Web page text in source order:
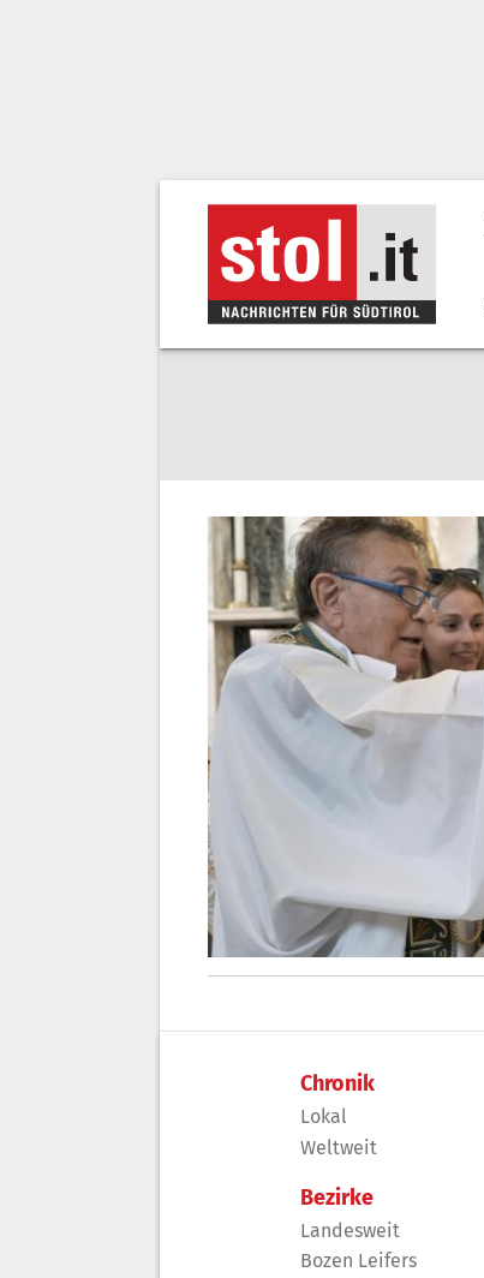
Chronik
Lokal
Weltweit
Bezirke
Landesweit
Bozen Leifers